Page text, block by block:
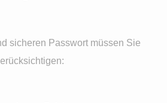
sicheren Passwort müssen Sie